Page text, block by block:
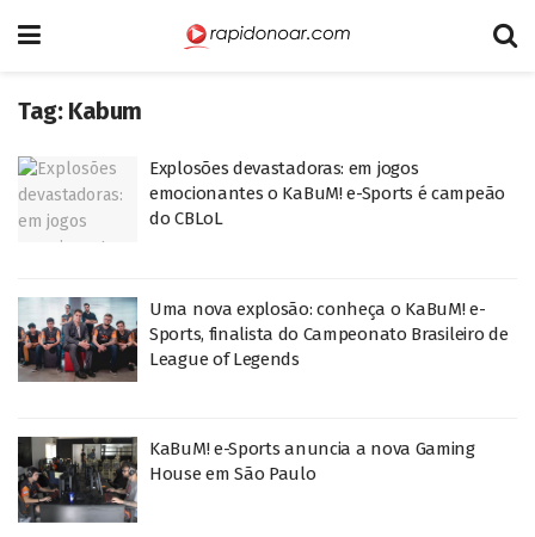
Tag: Kabum
Explosões devastadoras: em jogos
emocionantes o KaBuM! e-Sports é campeão
do CBLoL
Uma nova explosão: conheça o KaBuM! e-
Sports, finalista do Campeonato Brasileiro de
League of Legends
KaBuM! e-Sports anuncia a nova Gaming
House em São Paulo